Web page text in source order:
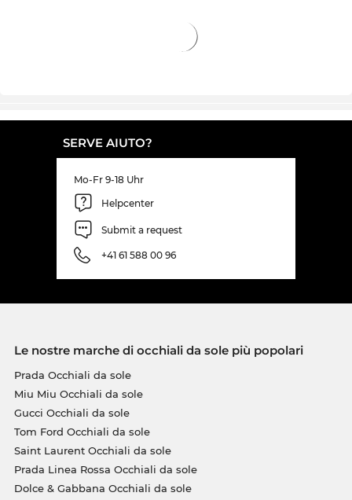
SERVE AIUTO?
Mo-Fr 9-18 Uhr
Helpcenter
Submit a request
+41 61 588 00 96
Le nostre marche di occhiali da sole più popolari
Prada Occhiali da sole
Miu Miu Occhiali da sole
Gucci Occhiali da sole
Tom Ford Occhiali da sole
Saint Laurent Occhiali da sole
Prada Linea Rossa Occhiali da sole
Dolce & Gabbana Occhiali da sole